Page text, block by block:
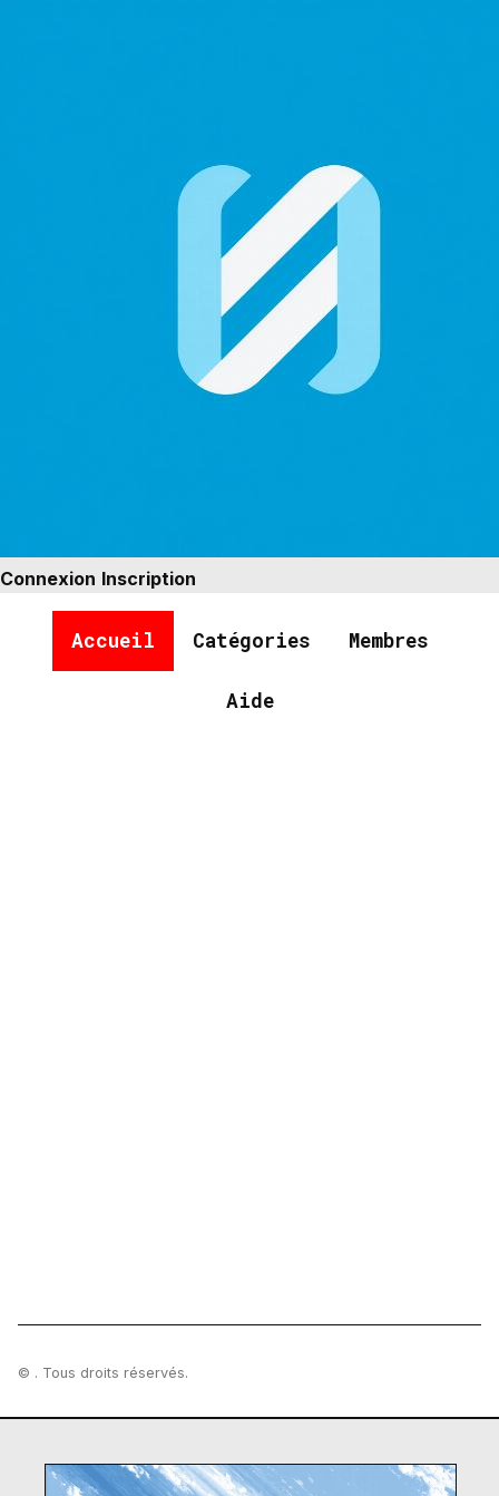
Connexion Inscription
Accueil Catégories Membres
Aide
© . Tous droits réservés.